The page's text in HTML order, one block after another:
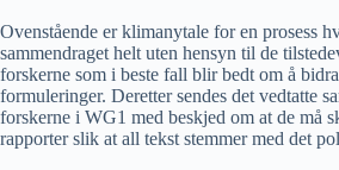
Ovenstående er klimanytale for en prosess
sammendraget helt uten hensyn til de
forskerne som i beste fall blir bedt om å
formuleringer. Deretter sendes det vedtatte
forskerne i WG1 med beskjed om at de må
rapporter slik at all tekst stemmer med det